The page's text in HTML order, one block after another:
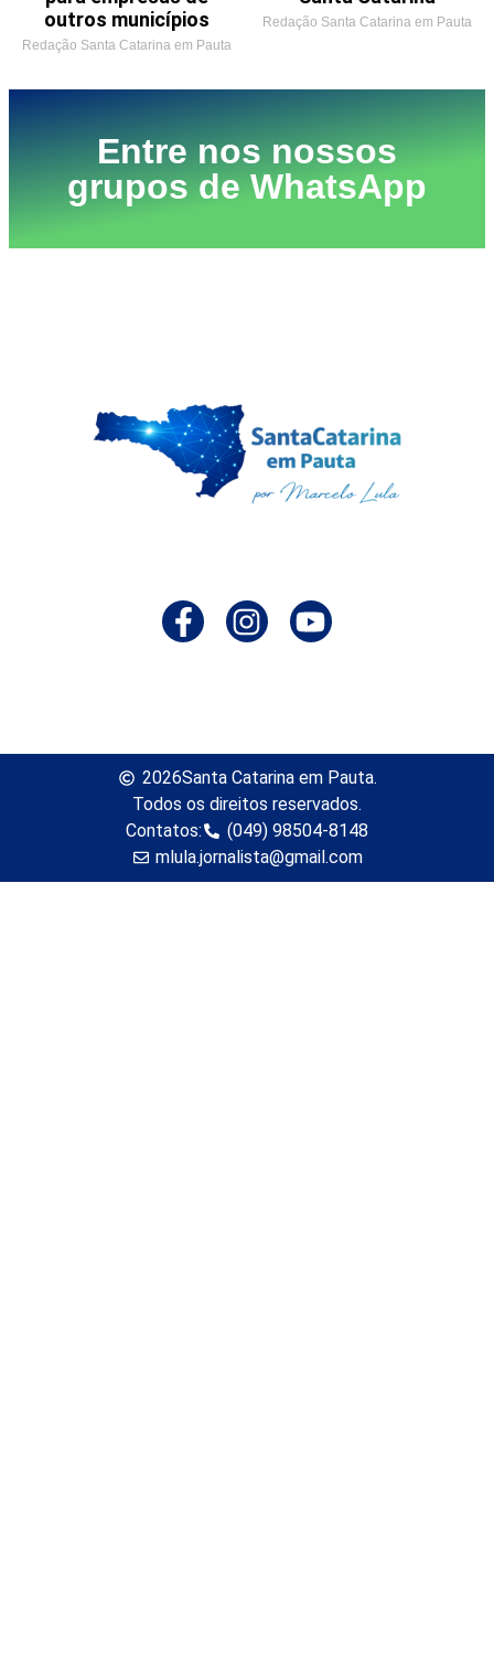
outros municípios
Redação Santa Catarina em Pauta
Redação Santa Catarina em Pauta
Entre nos nossos
grupos de WhatsApp
2026Santa Catarina em Pauta.
Todos os direitos reservados.
Contatos:
(049) 98504-8148
mlula.jornalista@gmail.com